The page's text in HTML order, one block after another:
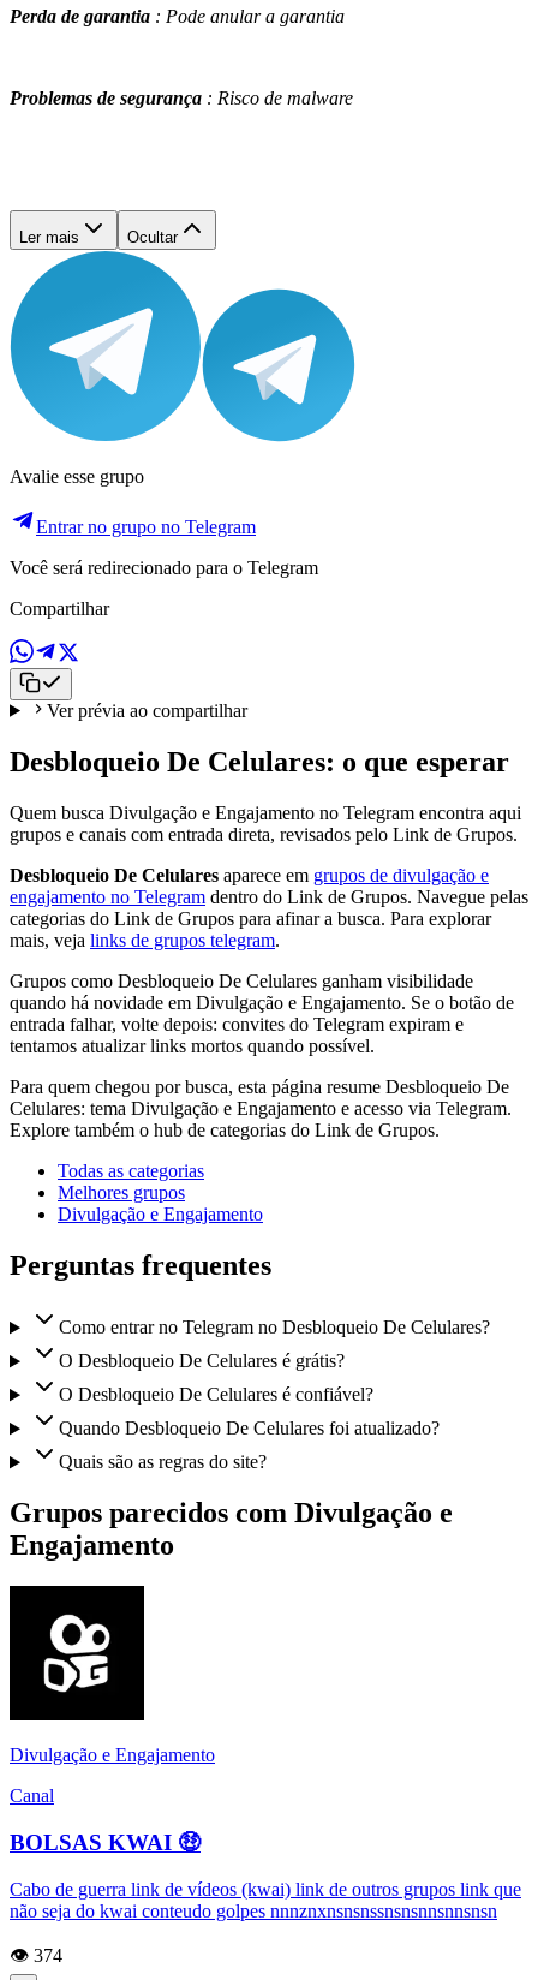
Perda de garantia : Pode anular a garantia
Problemas de segurança : Risco de malware
Ler mais Ocultar
Avalie esse grupo
Entrar no grupo no Telegram
Você será redirecionado para o Telegram
Compartilhar
Ver prévia ao compartilhar
Desbloqueio De Celulares: o que esperar
Quem busca Divulgação e Engajamento no Telegram encontra aqui
grupos e canais com entrada direta, revisados pelo Link de Grupos.
Desbloqueio De Celulares aparece em grupos de divulgação e
engajamento no Telegram dentro do Link de Grupos. Navegue pelas
categorias do Link de Grupos para afinar a busca. Para explorar
mais, veja links de grupos telegram.
Grupos como Desbloqueio De Celulares ganham visibilidade
quando há novidade em Divulgação e Engajamento. Se o botão de
entrada falhar, volte depois: convites do Telegram expiram e
tentamos atualizar links mortos quando possível.
Para quem chegou por busca, esta página resume Desbloqueio De
Celulares: tema Divulgação e Engajamento e acesso via Telegram.
Explore também o hub de categorias do Link de Grupos.
Todas as categorias
Melhores grupos
Divulgação e Engajamento
Perguntas frequentes
Como entrar no Telegram no Desbloqueio De Celulares?
O Desbloqueio De Celulares é grátis?
O Desbloqueio De Celulares é confiável?
Quando Desbloqueio De Celulares foi atualizado?
Quais são as regras do site?
Grupos parecidos com Divulgação e
Engajamento
Divulgação e Engajamento
Canal
BOLSAS KWAI 🤑
Cabo de guerra link de vídeos (kwai) link de outros grupos link que
não seja do kwai conteudo golpes nnnznxnsnsnssnsnsnnsnnsnsn
👁️ 374